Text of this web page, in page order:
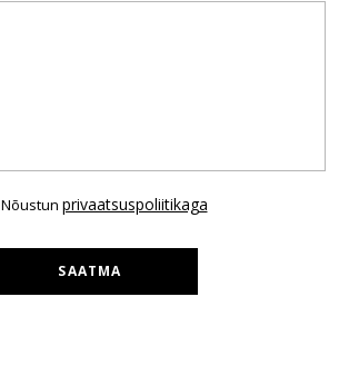
Nõustun privaatsuspoliitikaga
SAATMA